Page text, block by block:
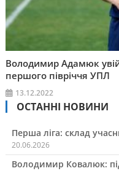
Володимир Адамюк
першого півріччя УПЛ
13.12.2022
ОСТАННІ НОВИНИ
Перша ліга: склад
20.06.2026
Володимир Ковалюк: